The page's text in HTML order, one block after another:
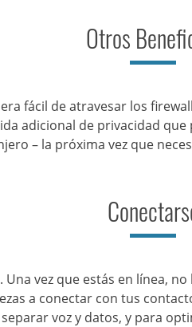
Otros
fácil de atravesar los
adicional de privacidad
– la próxima vez que
vez que estás en línea,
a conectar con tus
voz y datos, y para